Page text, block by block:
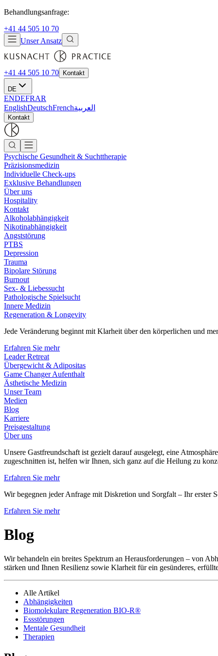
Behandlungsanfrage:
+41 44 505 10 70
Unser Ansatz
+41 44 505 10 70 Kontakt
DE
ENDEFRAR
EnglishDeutschFrenchالعربية
Kontakt
Psychische Gesundheit & Suchttherapie
Präzisionsmedizin
Individuelle Check-ups
Exklusive Behandlungen
Über uns
Hospitality
Kontakt
Alkoholabhängigkeit
Nikotinabhängigkeit
Angststörung
PTBS
Depression
Trauma
Bipolare Störung
Burnout
Sex- & Liebessucht
Pathologische Spielsucht
Innere Medizin
Regeneration & Longevity
Jede Veränderung beginnt mit Klarheit über den körperlichen und
Erfahren Sie mehr
Leader Retreat
Übergewicht & Adipositas
Game Changer Aufenthalt
Ästhetische Medizin
Unser Team
Medien
Blog
Karriere
Preisgestaltung
Über uns
Unsere Gastfreundschaft ist gezielt darauf ausgelegt, eine
zugeschnitten ist, helfen wir Ihnen, sich ganz auf die Heilung zu
Erfahren Sie mehr
Wir begegnen jeder Anfrage mit Diskretion und Sorgfalt – Ihr erster
Erfahren Sie mehr
Blog
Wir behandeln ein breites Spektrum an Herausforderungen – von
stärken und Ihnen Resilienz sowie Klarheit für ein gesünderes,
Alle Artikel
Abhängigkeiten
Biomolekulare Regeneration BIO-R®
Essstörungen
Mentale Gesundheit
Therapien